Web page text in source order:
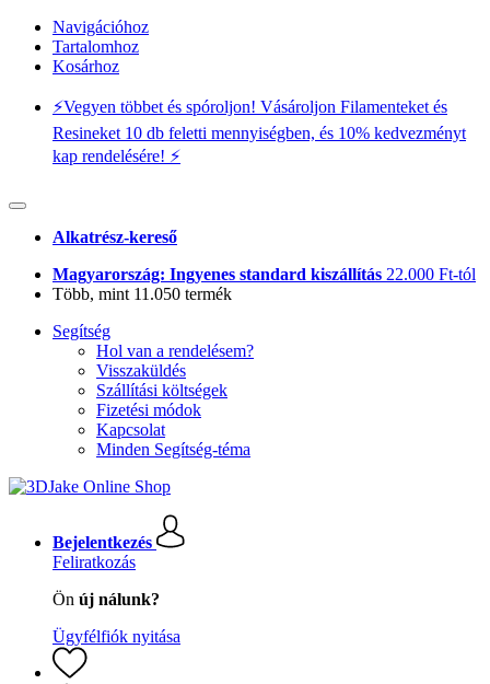
Navigációhoz
Tartalomhoz
Kosárhoz
⚡️Vegyen többet és spóroljon! Vásároljon Filamenteket és
Resineket 10 db feletti mennyiségben, és 10% kedvezményt
kap rendelésére! ⚡️
Alkatrész-kereső
Magyarország: Ingyenes standard kiszállítás 22.000 Ft-tól
Több, mint 11.050 termék
Segítség
Hol van a rendelésem?
Visszaküldés
Szállítási költségek
Fizetési módok
Kapcsolat
Minden Segítség-téma
Bejelentkezés
Feliratkozás
Ön új nálunk?
Ügyfélfiók nyitása